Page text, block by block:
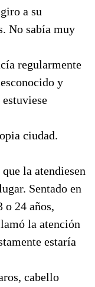
a su
No sabía muy
regularmente
y
ciudad.
la atendiesen
Sentado en
o 24 años,
la atención
estaría
cabello